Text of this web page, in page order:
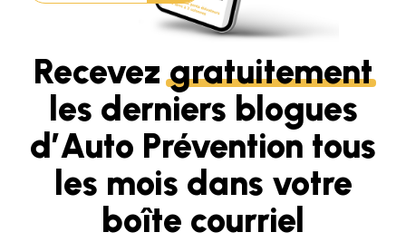
Recevezgratuitement
les derniers blogues
d’Auto Prévention tous
les mois dans votre
boîte courriel